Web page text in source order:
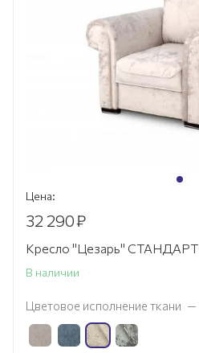
Цена:
32 290₽
Кресло "Цезарь" СТАНДАРТ
В наличии
Цветовое исполнение ткани —